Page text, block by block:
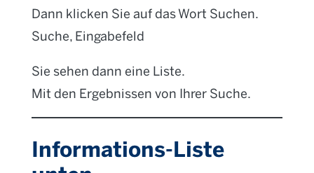
Dann klicken Sie auf das Wort Suchen.
Suche, Eingabefeld
Sie sehen dann eine Liste.
Mit den Ergebnissen von Ihrer Suche.
Informations-Liste